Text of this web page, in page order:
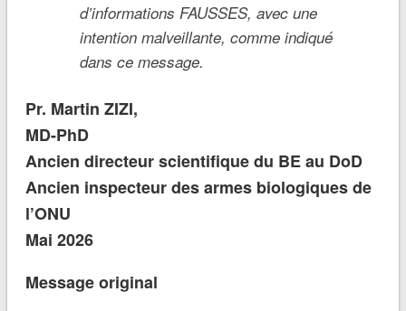
d’informations FAUSSES, avec une
intention malveillante, comme indiqué
dans ce message.
Pr. Martin ZIZI,
MD-PhD
Ancien directeur scientifique du BE au DoD
Ancien inspecteur des armes biologiques de
l’ONU
Mai 2026
Message original